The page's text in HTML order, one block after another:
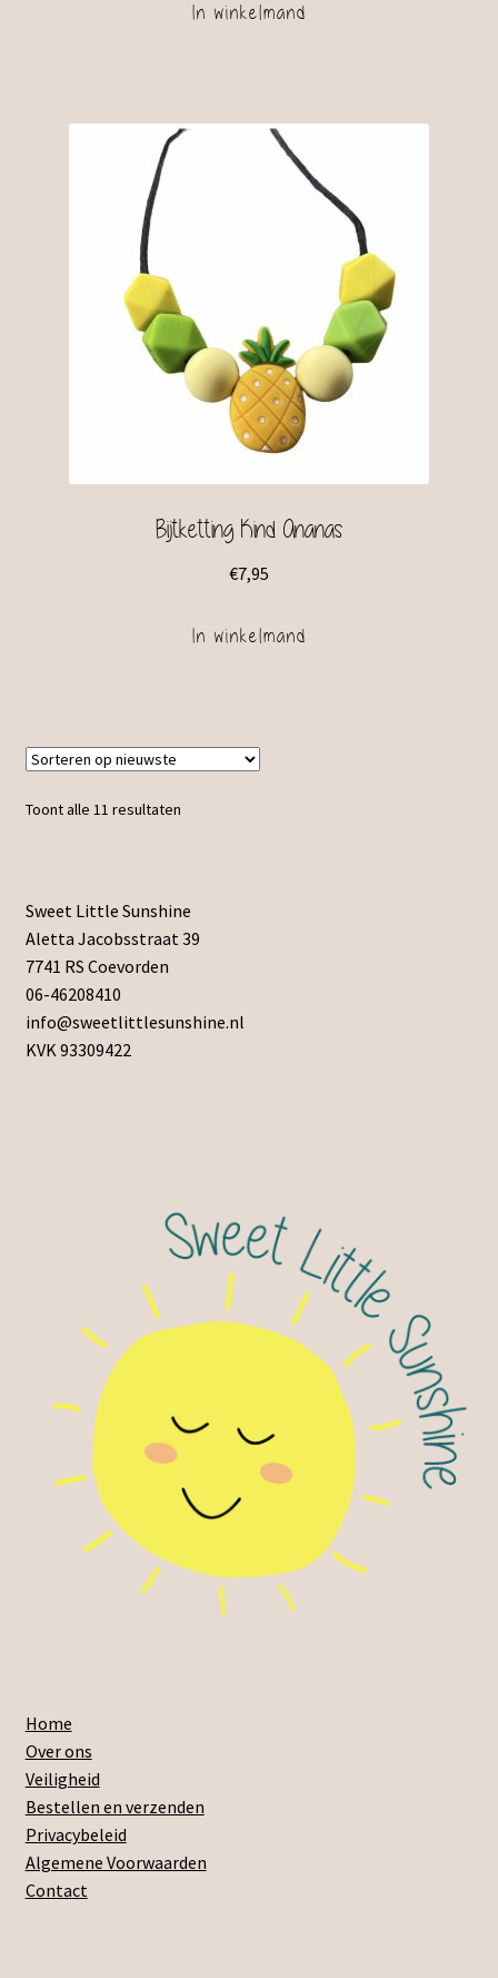
In winkelmand
Bijtketting Kind Ananas
€7,95
In winkelmand
Toont alle 11 resultaten
Sweet Little Sunshine
Aletta Jacobsstraat 39
7741 RS Coevorden
06-46208410
info@sweetlittlesunshine.nl
KVK 93309422
Home
Over ons
Veiligheid
Bestellen en verzenden
Privacybeleid
Algemene Voorwaarden
Contact